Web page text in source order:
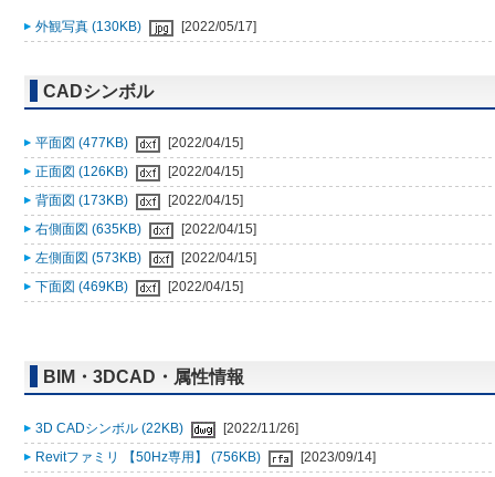
外観写真 (130KB) [2022/05/17]
CADシンボル
平面図 (477KB)
[2022/04/15]
正面図 (126KB)
[2022/04/15]
背面図 (173KB)
[2022/04/15]
右側面図 (635KB)
[2022/04/15]
左側面図 (573KB)
[2022/04/15]
下面図 (469KB)
[2022/04/15]
BIM・3DCAD・属性情報
3D CADシンボル (22KB)
[2022/11/26]
Revitファミリ 【50Hz専用】 (756KB)
[2023/09/14]